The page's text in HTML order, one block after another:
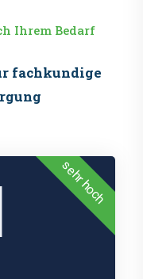
Ihrem Bedarf
fachkundige
sehr hoch